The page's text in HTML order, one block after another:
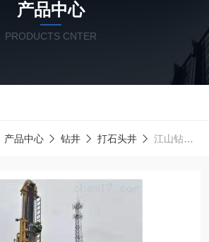
产品中心
PRODUCTS CNTER
产品中心 钻井 打石头井 江山钻井公司 打井认准通泉钻井队 价格公道